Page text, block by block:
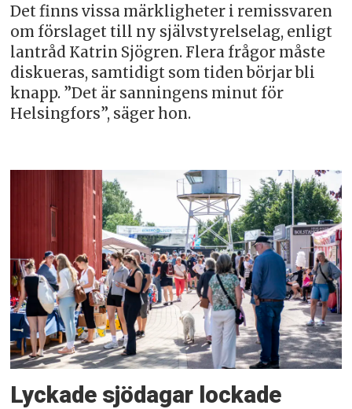
Det finns vissa märkligheter i remissvaren
om förslaget till ny självstyrelselag, enligt
lantråd Katrin Sjögren. Flera frågor måste
diskueras, samtidigt som tiden börjar bli
knapp. ”Det är sanningens minut för
Helsingfors”, säger hon.
Lyckade sjödagar lockade